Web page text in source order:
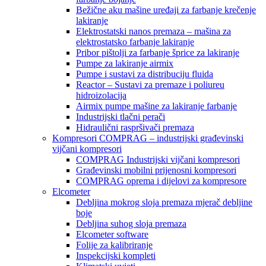
Bežične aku mašine uređaji za farbanje krečenje
lakiranje
Elektrostatski nanos premaza – mašina za
elektrostatsko farbanje lakiranje
Pribor pištolji za farbanje šprice za lakiranje
Pumpe za lakiranje airmix
Pumpe i sustavi za distribuciju fluida
Reactor – Sustavi za premaze i poliureu
hidroizolacija
Airmix pumpe mašine za lakiranje farbanje
Industrijski tlačni perači
Hidraulični raspršivači premaza
Kompresori COMPRAG – industrijski građevinski
vijčani kompresori
COMPRAG Industrijski vijčani kompresori
Građevinski mobilni prijenosni kompresori
COMPRAG oprema i dijelovi za kompresore
Elcometer
Debljina mokrog sloja premaza mjerač debljine
boje
Debljina suhog sloja premaza
Elcometer software
Folije za kalibriranje
Inspekcijski kompleti